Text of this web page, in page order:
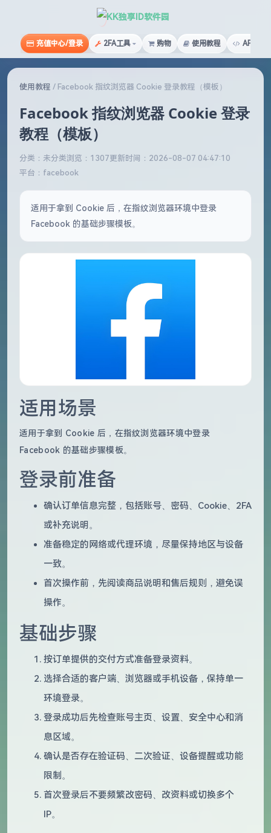
KK独享ID软件园
充值中心/登录 2FA工具 购物 使用教程 API文档
使用教程 / Facebook 指纹浏览器 Cookie 登录教程（模板）
Facebook 指纹浏览器 Cookie 登录
教程（模板）
分类：未分类浏览：1307更新时间：2026-08-07 04:47:10
平台：facebook
适用于拿到 Cookie 后，在指纹浏览器环境中登录
Facebook 的基础步骤模板。
适用场景
适用于拿到 Cookie 后，在指纹浏览器环境中登录
Facebook 的基础步骤模板。
登录前准备
确认订单信息完整，包括账号、密码、Cookie、2FA
或补充说明。
准备稳定的网络或代理环境，尽量保持地区与设备
一致。
首次操作前，先阅读商品说明和售后规则，避免误
操作。
基础步骤
按订单提供的交付方式准备登录资料。
选择合适的客户端、浏览器或手机设备，保持单一
环境登录。
登录成功后先检查账号主页、设置、安全中心和消
息区域。
确认是否存在验证码、二次验证、设备提醒或功能
限制。
首次登录后不要频繁改密码、改资料或切换多个
IP。